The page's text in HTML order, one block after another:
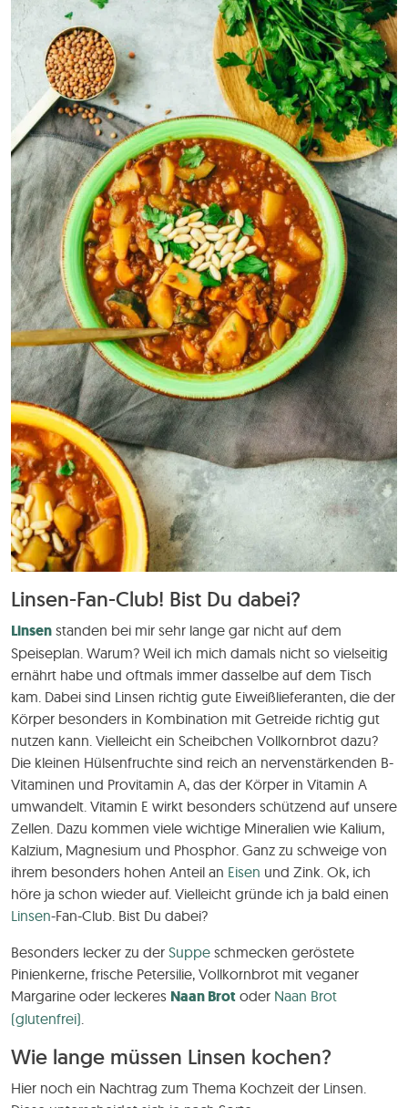
Linsen-Fan-Club! Bist Du dabei?
Linsen standen bei mir sehr lange gar nicht auf dem
Speiseplan. Warum? Weil ich mich damals nicht so vielseitig
ernährt habe und oftmals immer dasselbe auf dem Tisch
kam. Dabei sind Linsen richtig gute Eiweißlieferanten, die der
Körper besonders in Kombination mit Getreide richtig gut
nutzen kann. Vielleicht ein Scheibchen Vollkornbrot dazu?
Die kleinen Hülsenfruchte sind reich an nervenstärkenden B-
Vitaminen und Provitamin A, das der Körper in Vitamin A
umwandelt. Vitamin E wirkt besonders schützend auf unsere
Zellen. Dazu kommen viele wichtige Mineralien wie Kalium,
Kalzium, Magnesium und Phosphor. Ganz zu schweige von
ihrem besonders hohen Anteil an Eisen und Zink. Ok, ich
höre ja schon wieder auf. Vielleicht gründe ich ja bald einen
Linsen-Fan-Club. Bist Du dabei?
Besonders lecker zu der Suppe schmecken geröstete
Pinienkerne, frische Petersilie, Vollkornbrot mit veganer
Margarine oder leckeres Naan Brot oder Naan Brot
(glutenfrei)
Wie lange müssen Linsen kochen?
Hier noch ein Nachtrag zum Thema Kochzeit der Linsen.